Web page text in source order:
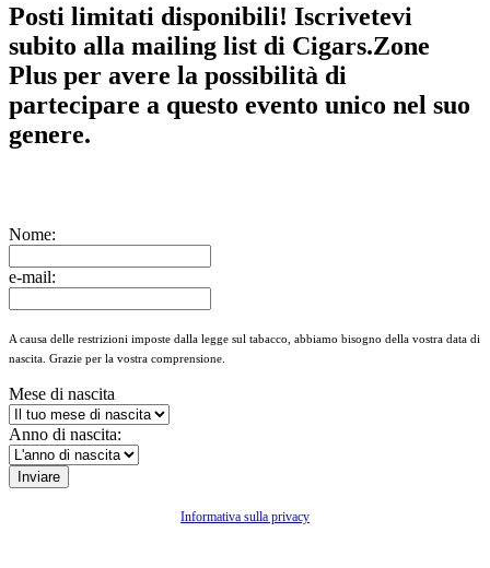
Posti limitati disponibili! Iscrivetevi
subito alla mailing list di Cigars.Zone
Plus per avere la possibilità di
partecipare a questo evento unico nel suo
genere.
Nome:
e-mail:
A causa delle restrizioni imposte dalla legge sul tabacco, abbiamo bisogno della vostra data di
nascita. Grazie per la vostra comprensione.
Mese di nascita
Anno di nascita:
Informativa sulla privacy